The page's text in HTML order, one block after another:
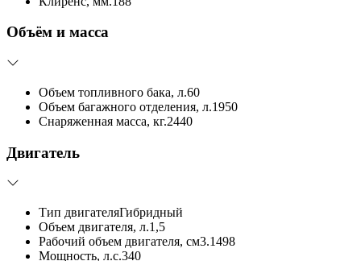
Объём и масса
Объем топливного бака, л.60
Объем багажного отделения, л.1950
Снаряженная масса, кг.2440
Двигатель
Тип двигателяГибридный
Объем двигателя, л.1,5
Рабочий объем двигателя, см3.1498
Мощность, л.с.340